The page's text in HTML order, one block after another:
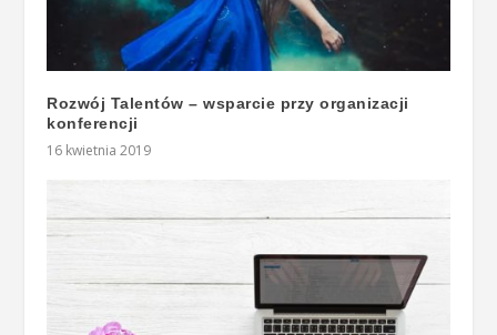
Rozwój Talentów – wsparcie przy organizacji
konferencji
16 kwietnia 2019